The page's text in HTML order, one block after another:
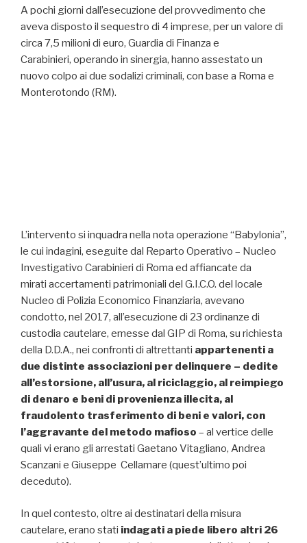
A pochi giorni dall’esecuzione del provvedimento che
aveva disposto il sequestro di 4 imprese, per un valore di
circa 7,5 milioni di euro, Guardia di Finanza e
Carabinieri, operando in sinergia, hanno assestato un
nuovo colpo ai due sodalizi criminali, con base a Roma e
Monterotondo (RM).
L’intervento si inquadra nella nota operazione “Babylonia”,
le cui indagini, eseguite dal Reparto Operativo – Nucleo
Investigativo Carabinieri di Roma ed affiancate da
mirati accertamenti patrimoniali del G.I.C.O. del locale
Nucleo di Polizia Economico Finanziaria, avevano
condotto, nel 2017, all’esecuzione di 23 ordinanze di
custodia cautelare, emesse dal GIP di Roma, su richiesta
della D.D.A., nei confronti di altrettanti appartenenti a
due distinte associazioni per delinquere – dedite
all’estorsione, all’usura, al riciclaggio, al reimpiego
di denaro e beni di provenienza illecita, al
fraudolento trasferimento di beni e valori, con
l’aggravante del metodo mafioso – al vertice delle
quali vi erano gli arrestati Gaetano Vitagliano, Andrea
Scanzani e Giuseppe Cellamare (quest’ultimo poi
deceduto).
In quel contesto, oltre ai destinatari della misura
cautelare, erano stati indagati a piede libero altri 26